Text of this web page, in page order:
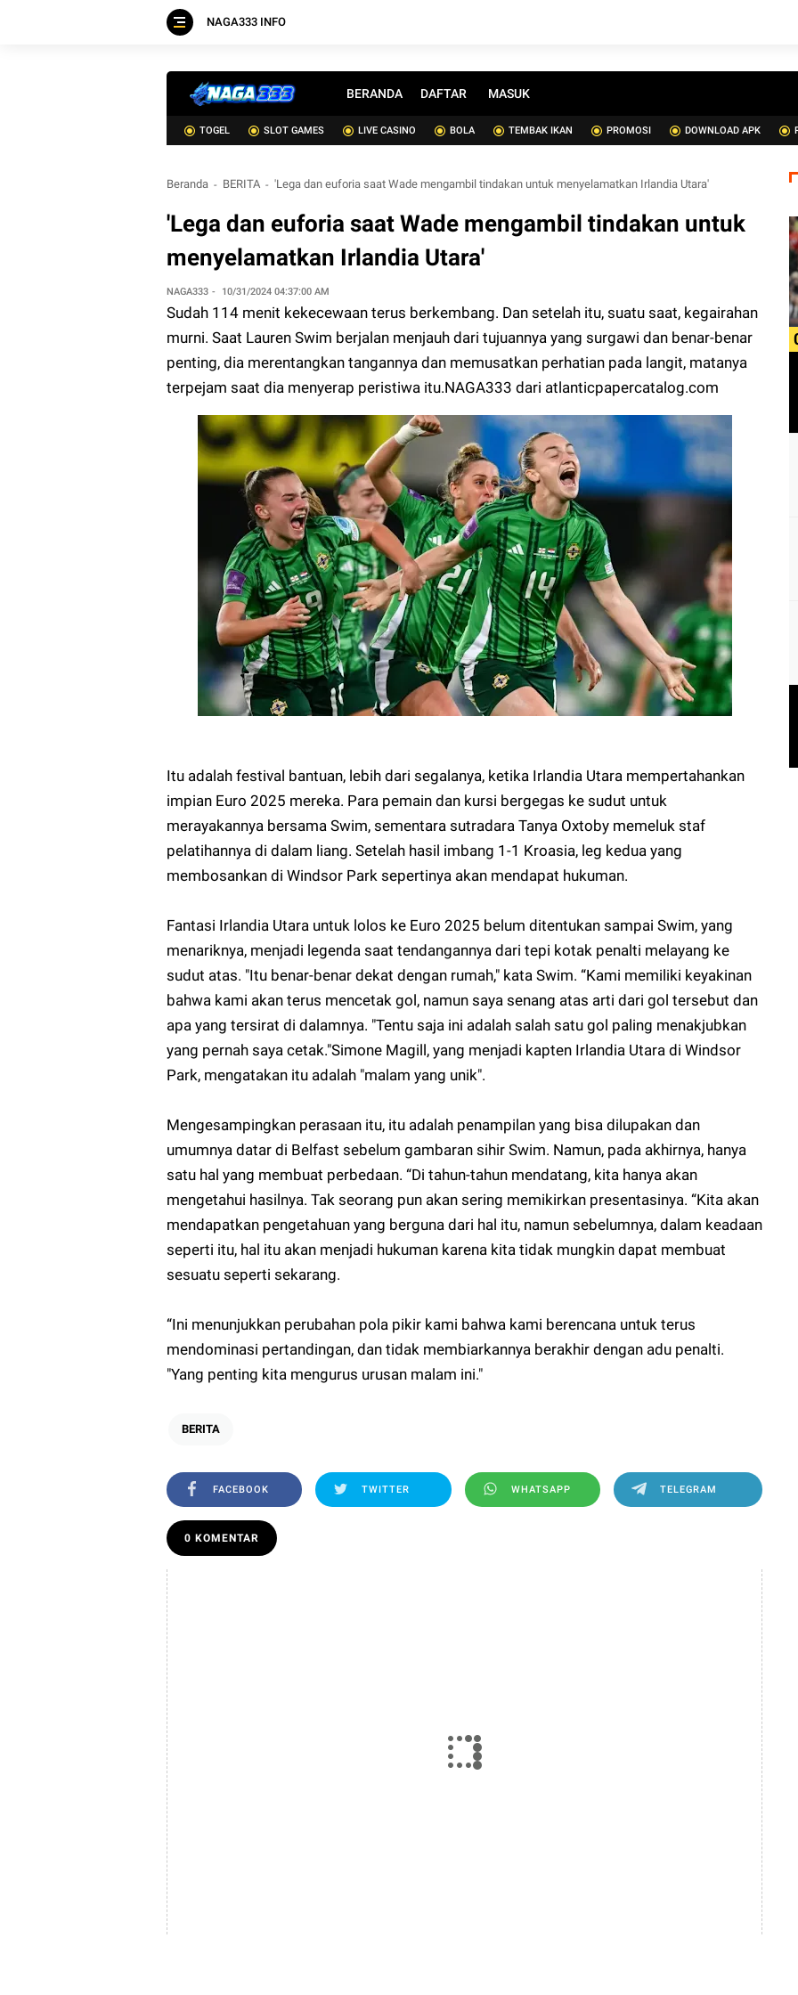
NAGA333 INFO
BERANDA DAFTAR MASUK
TOGEL SLOT GAMES LIVE CASINO BOLA TEMBAK IKAN PROMOSI DOWNLOAD APK
Beranda BERITA 'Lega dan euforia saat Wade mengambil tindakan untuk menyelamatkan Irlandia Utara'
'Lega dan euforia saat Wade mengambil tindakan untuk
menyelamatkan Irlandia Utara'
NAGA333 10/31/2024 04:37:00 AM
Sudah 114 menit kekecewaan terus berkembang. Dan setelah itu, suatu saat, kegairahan
murni. Saat Lauren Swim berjalan menjauh dari tujuannya yang surgawi dan benar-benar
penting, dia merentangkan tangannya dan memusatkan perhatian pada langit, matanya
terpejam saat dia menyerap peristiwa itu.NAGA333 dari atlanticpapercatalog.com
Itu adalah festival bantuan, lebih dari segalanya, ketika Irlandia Utara mempertahankan
impian Euro 2025 mereka. Para pemain dan kursi bergegas ke sudut untuk
merayakannya bersama Swim, sementara sutradara Tanya Oxtoby memeluk staf
pelatihannya di dalam liang. Setelah hasil imbang 1-1 Kroasia, leg kedua yang
membosankan di Windsor Park sepertinya akan mendapat hukuman.
Fantasi Irlandia Utara untuk lolos ke Euro 2025 belum ditentukan sampai Swim, yang
menariknya, menjadi legenda saat tendangannya dari tepi kotak penalti melayang ke
sudut atas. "Itu benar-benar dekat dengan rumah," kata Swim. “Kami memiliki keyakinan
bahwa kami akan terus mencetak gol, namun saya senang atas arti dari gol tersebut dan
apa yang tersirat di dalamnya. "Tentu saja ini adalah salah satu gol paling menakjubkan
yang pernah saya cetak."Simone Magill, yang menjadi kapten Irlandia Utara di Windsor
Park, mengatakan itu adalah "malam yang unik".
Mengesampingkan perasaan itu, itu adalah penampilan yang bisa dilupakan dan
umumnya datar di Belfast sebelum gambaran sihir Swim. Namun, pada akhirnya, hanya
satu hal yang membuat perbedaan. “Di tahun-tahun mendatang, kita hanya akan
mengetahui hasilnya. Tak seorang pun akan sering memikirkan presentasinya. “Kita akan
mendapatkan pengetahuan yang berguna dari hal itu, namun sebelumnya, dalam keadaan
seperti itu, hal itu akan menjadi hukuman karena kita tidak mungkin dapat membuat
sesuatu seperti sekarang.
“Ini menunjukkan perubahan pola pikir kami bahwa kami berencana untuk terus
mendominasi pertandingan, dan tidak membiarkannya berakhir dengan adu penalti.
"Yang penting kita mengurus urusan malam ini."
BERITA
FACEBOOK TWITTER WHATSAPP TELEGRAM
0 KOMENTAR